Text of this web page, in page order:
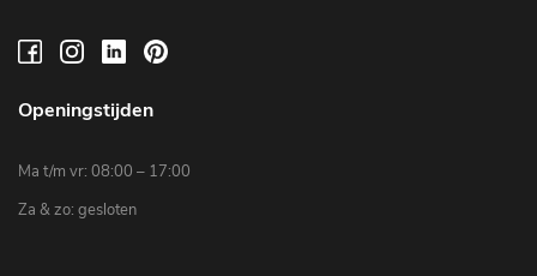
Openingstijden
Ma t/m vr: 08:00 – 17:00
Za & zo: gesloten